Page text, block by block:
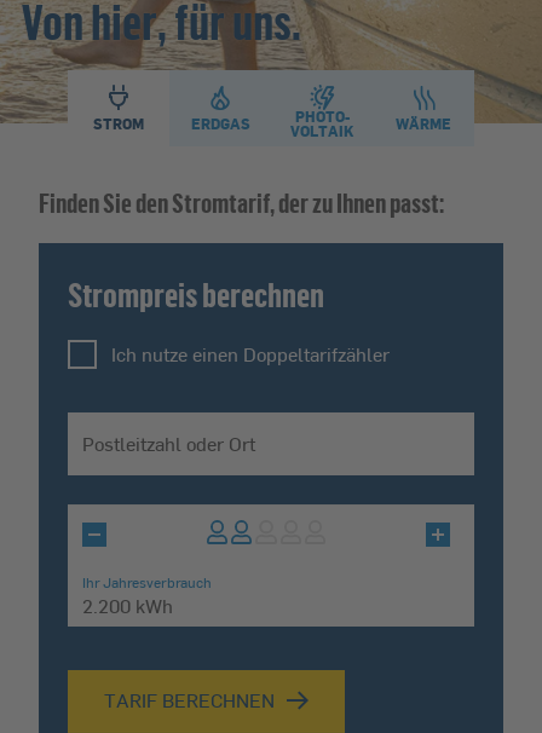
Von hier, für uns.
STROM ERDGAS PHOTO­
VOLTAIK WÄRME
Finden Sie den Stromtarif, der zu Ihnen passt:
Strompreis berechnen
Ich nutze einen Doppeltarifzähler
Postleitzahl oder Ort
Ihr Jahresverbrauch
TARIF BERECHNEN